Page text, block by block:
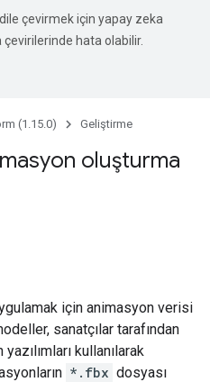
çevirmek için yapay zeka
çevirilerinde hata olabilir.
(1.15.0) Geliştirme
oluşturma
için animasyon verisi
sanatçılar tarafından
kullanılarak
*.fbx dosyası